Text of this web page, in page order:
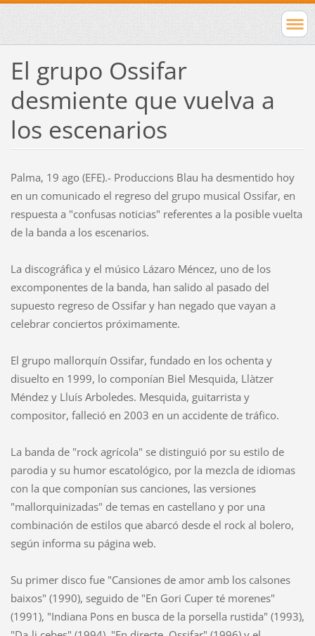
El grupo Ossifar
desmiente que vuelva a
los escenarios
Palma, 19 ago (EFE).- Produccions Blau ha desmentido hoy
en un comunicado el regreso del grupo musical Ossifar, en
respuesta a "confusas noticias" referentes a la posible vuelta
de la banda a los escenarios.
La discográfica y el músico Lázaro Méncez, uno de los
excomponentes de la banda, han salido al pasado del
supuesto regreso de Ossifar y han negado que vayan a
celebrar conciertos próximamente.
El grupo mallorquín Ossifar, fundado en los ochenta y
disuelto en 1999, lo componían Biel Mesquida, Llàtzer
Méndez y Lluís Arboledes. Mesquida, guitarrista y
compositor, falleció en 2003 en un accidente de tráfico.
La banda de "rock agrícola" se distinguió por su estilo de
parodia y su humor escatológico, por la mezcla de idiomas
con la que componían sus canciones, las versiones
"mallorquinizadas" de temas en castellano y por una
combinación de estilos que abarcó desde el rock al bolero,
según informa su página web.
Su primer disco fue "Cansiones de amor amb los calsones
baixos" (1990), seguido de "En Gori Cuper té morenes"
(1991), "Indiana Pons en busca de la porsella rustida" (1993),